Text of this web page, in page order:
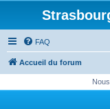
FAQ
Accueil du forum